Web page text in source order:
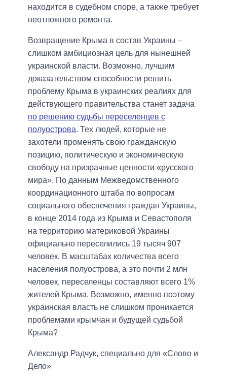
находится в судебном споре, а также требует
неотложного ремонта.
Возвращение Крыма в состав Украины –
слишком амбициозная цель для нынешней
украинской власти. Возможно, лучшим
доказательством способности решить
проблему Крыма в украинских реалиях для
действующего правительства станет задача
по решению судьбы переселенцев с
полуострова. Тех людей, которые не
захотели променять свою гражданскую
позицию, политическую и экономическую
свободу на призрачные ценности «русского
мира». По данным Межведомственного
координационного штаба по вопросам
социального обеспечения граждан Украины,
в конце 2014 года из Крыма и Севастополя
на территорию материковой Украины
официально переселились 19 тысяч 907
человек. В масштабах количества всего
населения полуострова, а это почти 2 млн
человек, переселенцы составляют всего 1%
жителей Крыма. Возможно, именно поэтому
украинская власть не слишком проникается
проблемами крымчан и будущей судьбой
Крыма?
Александр Радчук, специально для «Слово и
Дело»